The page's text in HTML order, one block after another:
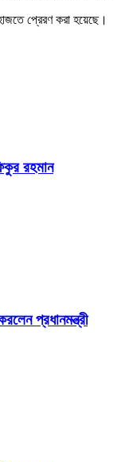
প্রেরণ করা হয়েছে।
রহমান
প্রধানমন্ত্রী